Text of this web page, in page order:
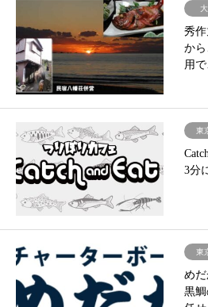
秀
か
用
東
3分
東
め
黒